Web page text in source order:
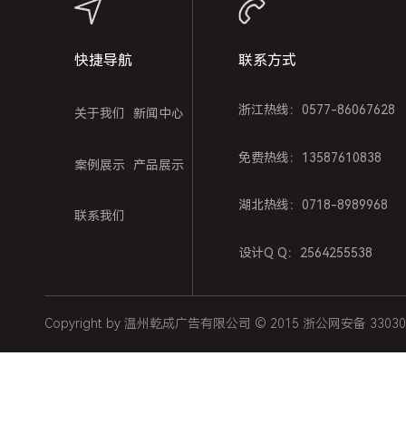
快捷导航
关于我们 新闻中心
案例展示 产品展示
联系我们
联系方式
浙江热线：0577-86067628
免费热线：13587610838
湖北热线：0718-8989968
设计Q Q：2564255538
Copyright by 温州乾成广告有限公司 © 2015 浙公网安备